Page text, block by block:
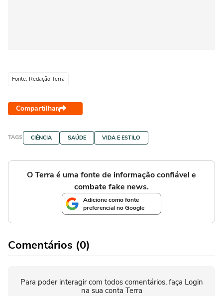
Fonte: Redação Terra
Compartilhar
TAGS CIÊNCIA SAÚDE VIDA E ESTILO
O Terra é uma fonte de informação confiável e
combate fake news.
Adicione como fonte
preferencial no Google
Comentários (0)
Para poder interagir com todos comentários, faça Login
na sua conta Terra